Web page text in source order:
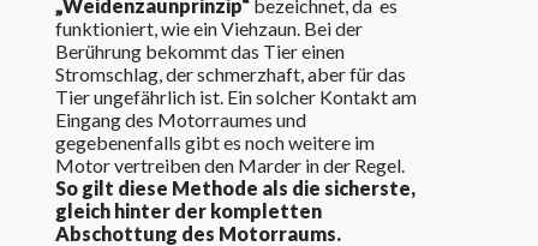
„Weidenzaunprinzip“bezeichnet, da es
funktioniert, wie ein Viehzaun. Bei der
Berührung bekommt das Tier einen
Stromschlag, der schmerzhaft, aber für das
Tier ungefährlich ist. Ein solcher Kontakt am
Eingang des Motorraumes und
gegebenenfalls gibt es noch weitere im
Motor vertreiben den Marder in der Regel.
So gilt diese Methode als die sicherste,
gleich hinter der kompletten
Abschottung des Motorraums.